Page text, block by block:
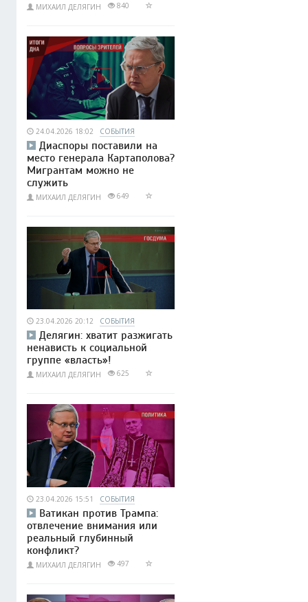
МИХАИЛ ДЕЛЯГИН 840
24.04.2026 18:02 СОБЫТИЯ
Диаспоры поставили на
место генерала Картаполова?
Мигрантам можно не
служить
МИХАИЛ ДЕЛЯГИН 649
23.04.2026 20:12 СОБЫТИЯ
Делягин: хватит разжигать
ненависть к социальной
группе «власть»!
МИХАИЛ ДЕЛЯГИН 625
23.04.2026 15:51 СОБЫТИЯ
Ватикан против Трампа:
отвлечение внимания или
реальный глубинный
конфликт?
МИХАИЛ ДЕЛЯГИН 497